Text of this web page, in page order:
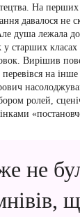
На перших
давалося не
душа лежала
старших класах
Вирішив
на інше
ролей,
не